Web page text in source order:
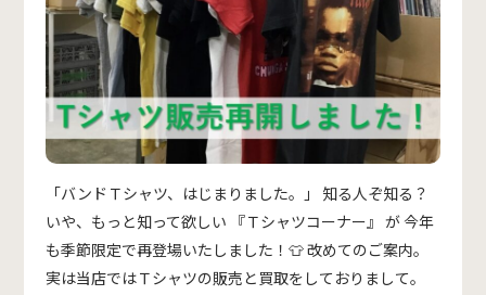
「バンドＴシャツ、はじまりました。」 知る人ぞ知る？
いや、もっと知って欲しい 『Ｔシャツコーナー』 が 今年
も季節限定で再登場いたしました！👕 改めてのご案内。
実は当店ではＴシャツの販売と買取をしておりまして。